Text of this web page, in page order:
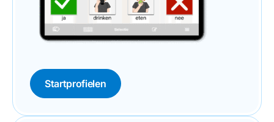
Startprofielen